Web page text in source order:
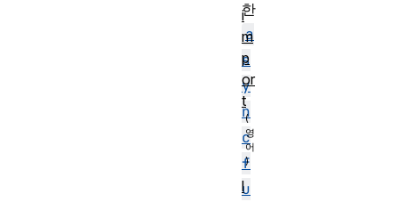
한
a
s
y
n
c
f
u
i
m
p
or
t
l